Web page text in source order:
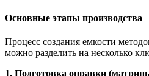
Основные этапы производства
Процесс создания емкости
можно разделить на несколько
1. Подготовка оправки